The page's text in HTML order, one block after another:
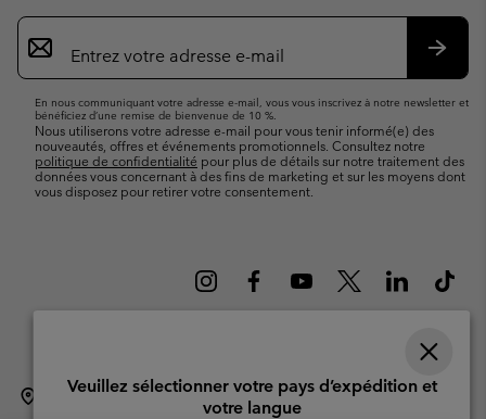
Inscription
par
e-
En nous communiquant votre adresse e-mail, vous vous inscrivez à notre newsletter et
bénéficiez d’une remise de bienvenue de 10 %.
Nous utiliserons votre adresse e-mail pour vous tenir informé(e) des
nouveautés, offres et événements promotionnels. Consultez notre
politique de confidentialité pour plus de détails sur notre traitement des
données vous concernant à des fins de marketing et sur les moyens dont
vous disposez pour retirer votre consentement.
Suisse (français) | English ›| Deutsch › | italiano ›
Veuillez sélectionner votre pays d’expédition et
votre langue